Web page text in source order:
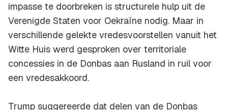
impasse te doorbreken is structurele hulp uit de
Verenigde Staten voor Oekraïne nodig. Maar in
verschillende gelekte vredesvoorstellen vanuit het
Witte Huis werd gesproken over territoriale
concessies in de Donbas aan Rusland in ruil voor
een vredesakkoord.
Trump suggereerde dat delen van de Donbas